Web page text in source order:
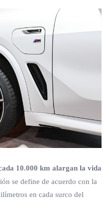
10.000 km alargan la vida
se define de acuerdo con la
en cada surco del